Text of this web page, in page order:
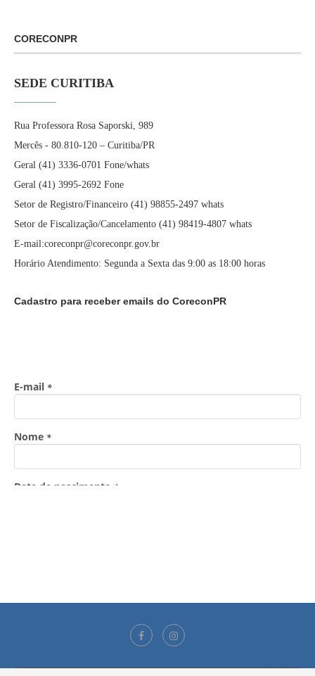
CORECONPR
SEDE CURITIBA
Rua Professora Rosa Saporski, 989
Mercês - 80.810-120 – Curitiba/PR
Geral (41) 3336-0701 Fone/whats
Geral (41) 3995-2692 Fone
Setor de Registro/Financeiro (41) 98855-2497 whats
Setor de Fiscalização/Cancelamento (41) 98419-4807 whats
E-mail:coreconpr@coreconpr.gov.br
Horário Atendimento: Segunda a Sexta das 9:00 as 18:00 horas
Cadastro para receber emails do CoreconPR